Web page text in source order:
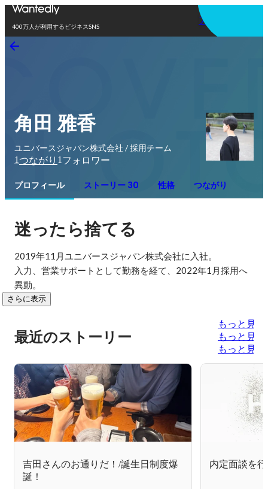
400万人が利用するビジネスSNS
アプリを使う
角田 雅香
ユニバースジャパン株式会社 / 採用チーム
1つながり 1 フォロワー
プロフィール ストーリー 30 性格 つながり
迷ったら捨てる
2019年11月ユニバースジャパン株式会社に入社。
入力、営業サポートとして勤務を経て、2022年1月採用へ
異動。
さらに表示
最近のストーリー
もっと見る
もっと見る
もっと見る
吉田さんのお通りだ！/誕生日制度爆
誕！
内定面談を